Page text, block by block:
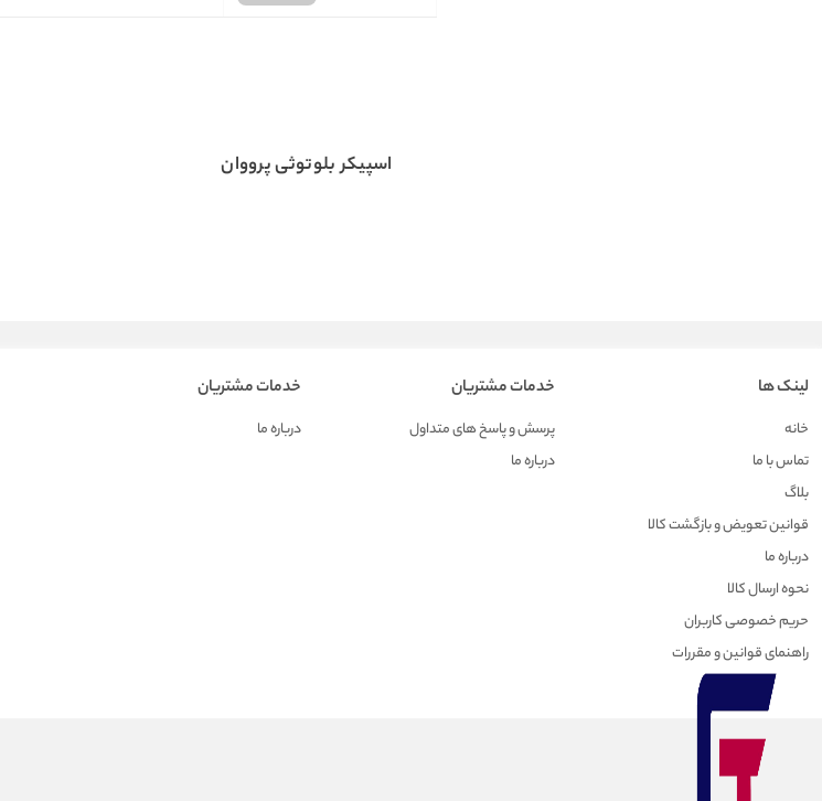
اسپیکر بلوتوثی پرووان
لینک ها
خانه
تماس با ما
بلاگ
قوانین تعویض و بازگشت کالا
درباره ما
نحوه ارسال کالا
حریم خصوصی کاربران
راهنمای قوانین و مقررات
خدمات مشتریان
پرسش و پاسخ های متداول
درباره ما
خدمات مشتریان
درباره ما